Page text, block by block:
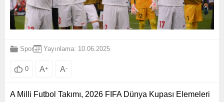
Spor Yayınlama: 10.06.2025
0 A+ A-
A Milli Futbol Takımı, 2026 FIFA Dünya Kupası Elemeleri